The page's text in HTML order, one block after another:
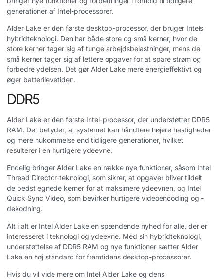
generationer af Intel-processorer.
Alder Lake er den første desktop-processor, der bruger Intels
hybridteknologi. Den har både store og små kerner, hvor de
store kerner tager sig af tunge arbejdsbelastninger, mens de
små kerner tager sig af lettere opgaver for at spare strøm og
forbedre ydelsen. Det gør Alder Lake mere energieffektivt og
øger batterilevetiden.
DDR5
Alder Lake er den første Intel-processor, der understøtter DDR5
RAM. Det betyder, at systemet kan håndtere højere hastigheder
og mere hukommelse end tidligere generationer, hvilket
resulterer i en hurtigere ydeevne.
Endelig bringer Alder Lake en række nye funktioner, såsom Intel
Thread Director-teknologi, som sikrer, at opgaver bliver tildelt
de bedst egnede kerner for at maksimere ydeevnen, og Intel
Quick Sync Video, som bevirker hurtigere videoencoding og -
dekodning.
Alt i alt er Intel Alder Lake en spændende nyhed for alle, der er
interesseret i teknologi og ydeevne. Med sin hybridteknologi,
understøttelse af DDR5 RAM og nye funktioner sætter Alder
Lake en høj standard for fremtidens desktop-processorer.
Hvis du vil vide mere om Intel Alder Lake og dens